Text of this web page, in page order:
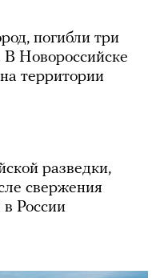
погибли три
В Новороссийске
территории
разведки,
свержения
России